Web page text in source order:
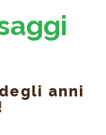
anni